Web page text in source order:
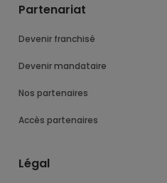
Partenariat
Devenir franchisé
Devenir mandataire
Nos partenaires
Accès partenaires
Légal